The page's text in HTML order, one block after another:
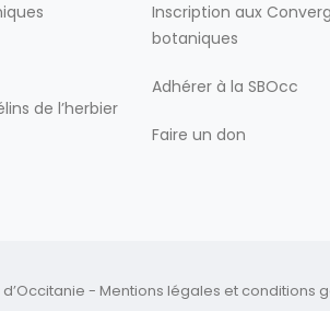
de l’herbier
Inscription aux
botaniques
Adhérer à la SBOcc
Faire un don
- Mentions légales et conditions